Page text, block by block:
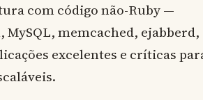
com código não-Ruby —
MySQL, memcached, ejabberd,
excelentes e críticas